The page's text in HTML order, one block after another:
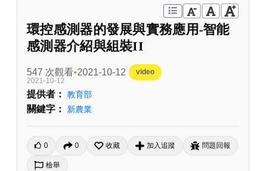
環控感測器的發展與實務應用-智能
感測器介紹與組裝II
547 次觀看 2021-10-12
video
2021-10-12
提供者： 教育部
關鍵字： 新農業
0 0 收藏 加入追蹤 問題回報
檢舉